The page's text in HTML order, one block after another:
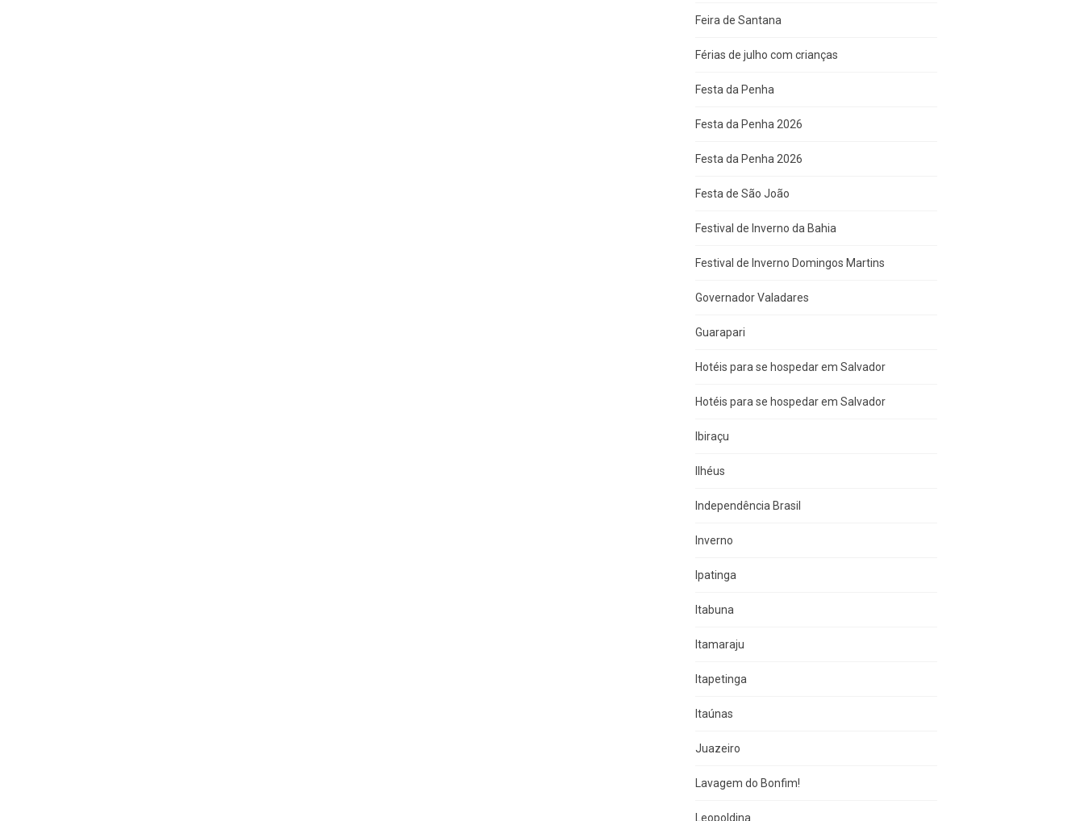
Feira de Santana
Férias de julho com crianças
Festa da Penha
Festa da Penha 2026
Festa da Penha 2026
Festa de São João
Festival de Inverno da Bahia
Festival de Inverno Domingos Martins
Governador Valadares
Guarapari
Hotéis para se hospedar em Salvador
Hotéis para se hospedar em Salvador
Ibiraçu
Ilhéus
Independência Brasil
Inverno
Ipatinga
Itabuna
Itamaraju
Itapetinga
Itaúnas
Juazeiro
Lavagem do Bonfim!
Leopoldina